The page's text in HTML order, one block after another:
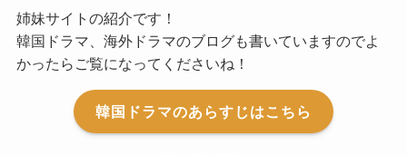
姉妹サイトの紹介です！
韓国ドラマ、海外ドラマのブログも書いていますのでよ
かったらご覧になってくださいね！
韓国ドラマのあらすじはこちら